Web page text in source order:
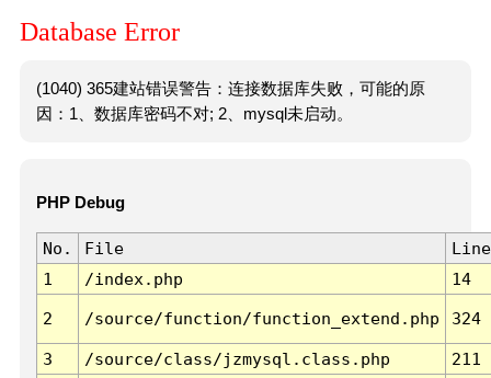
Database Error
(1040) 365建站错误警告：连接数据库失败，可能的原
因：1、数据库密码不对; 2、mysql未启动。
PHP Debug
No. File
Line
1
/index.php 14
2 /source/function/function_extend.php 324
3 /source/class/jzmysql.class.php
211